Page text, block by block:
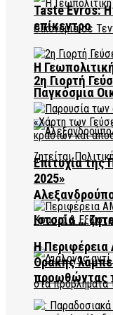
Η
Παγκόσμια
Ιστορία …
Taste Evros:
επίκεντρο
2η Γιορτή
Επιτυχία
2025»
Η Περιφέρεια
Θράκης
προωθώντας